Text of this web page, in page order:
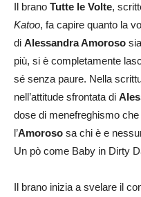
Il brano Tutte le Volte,
Katoo, fa capire quanto la
di Alessandra Amoroso
più, si è completamente
sé senza paure. Nella
nell’attitude sfrontata di
dose di menefreghismo
l’Amoroso sa chi è e
Un pò come Baby in Dirty
Il brano inizia a svelare il